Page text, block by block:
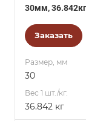
30мм, 36.842кг
Заказать
Размер, мм
30
Вес 1 шт./кг.
36.842 кг